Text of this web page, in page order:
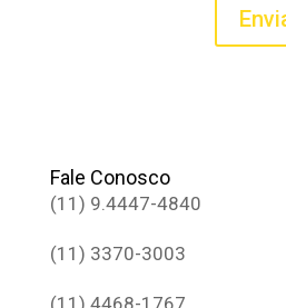
Fale Conosco
(11) 9.4447-4840
(11) 3370-3003
(11) 4468-1767